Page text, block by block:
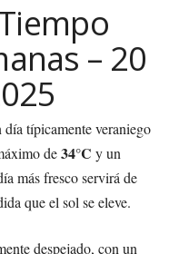
– 20
típicamente veraniego
de34°C y un
más fresco servirá de
que el sol se eleve.
despejado, con un